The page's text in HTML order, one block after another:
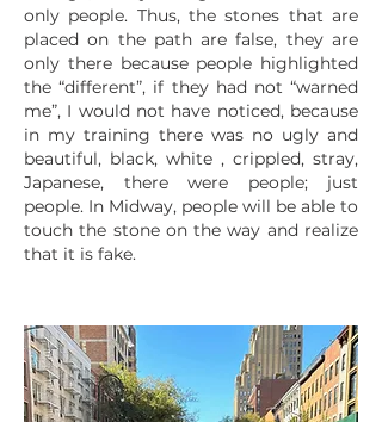
only people. Thus, the stones that are
placed on the path are false, they are
only there because people highlighted
the “different”, if they had not “warned
me”, I would not have noticed, because
in my training there was no ugly and
beautiful, black, white , crippled, stray,
Japanese, there were people; just
people. In Midway, people will be able to
touch the stone on the way and realize
that it is fake.